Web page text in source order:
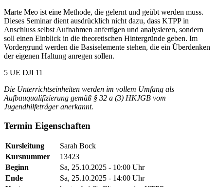
Marte Meo ist eine Methode, die gelernt und geübt werden muss.
Dieses Seminar dient ausdrücklich nicht dazu, dass KTPP in
Anschluss selbst Aufnahmen anfertigen und analysieren, sondern
soll einen Einblick in die theoretischen Hintergründe geben. Im
Vordergrund werden die Basiselemente stehen, die ein Überdenken
der eigenen Haltung anregen sollen.
5 UE DJI 11
Die Unterrichtseinheiten werden im vollem Umfang als
Aufbauqualifizierung gemäß § 32 a (3) HKJGB vom
Jugendhilfeträger anerkannt.
Termin Eigenschaften
Kursleitung
Sarah Bock
Kursnummer
13423
Beginn
Sa, 25.10.2025 - 10:00 Uhr
Ende
Sa, 25.10.2025 - 14:00 Uhr